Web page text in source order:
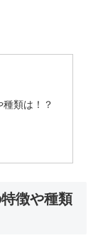
類は！？
徴や種類